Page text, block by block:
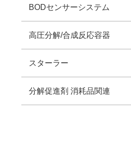
BODセンサーシステム
⾼圧分解/合成反応容器
スターラー
分解促進剤 消耗品関連